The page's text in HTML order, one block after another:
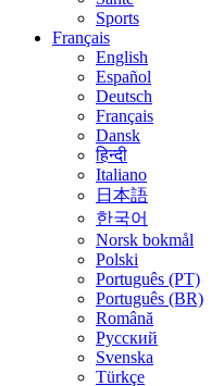
Sports
Français
English
Español
Deutsch
Français
Dansk
हिन्दी
Italiano
日本語
한국어
Norsk bokmål
Polski
Português (PT)
Português (BR)
Română
Русский
Svenska
Türkçe